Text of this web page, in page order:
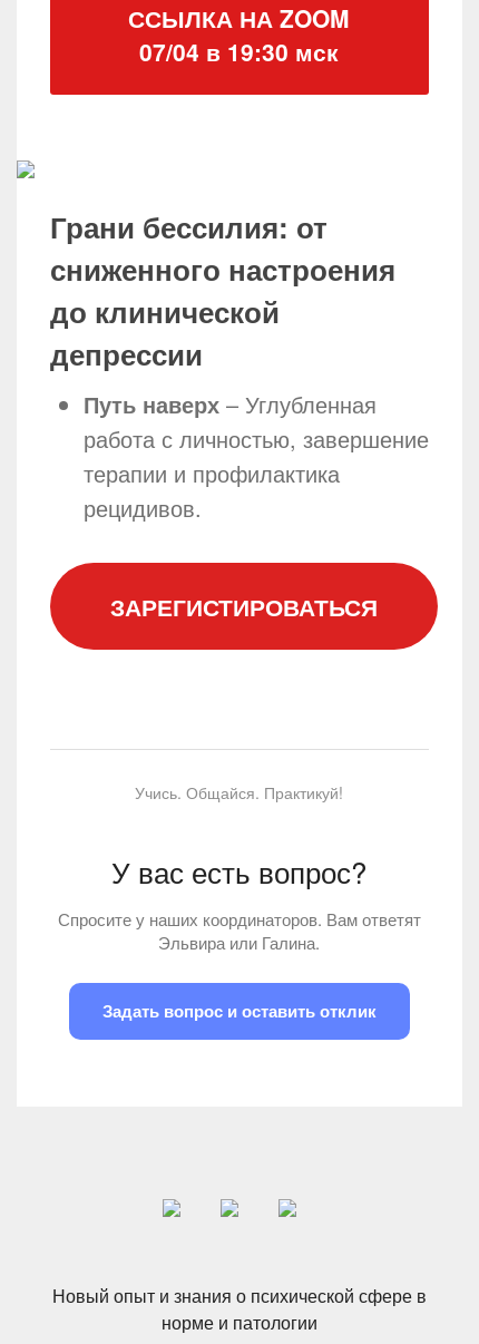
ССЫЛКА НА ZOOM
07/04 в 19:30 мск
Грани бессилия: от
сниженного настроения
до клинической
депрессии
Путь наверх – Углубленная
работа с личностью, завершение
терапии и профилактика
рецидивов.
ЗАРЕГИСТИРОВАТЬСЯ
Учись. Общайся. Практикуй!
У вас есть вопрос?
Спросите у наших координаторов. Вам ответят
Эльвира или Галина.
Задать вопрос и оставить отклик
Новый опыт и знания о психической сфере в
норме и патологии